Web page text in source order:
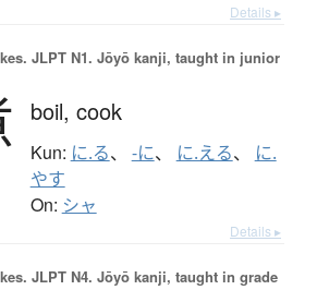
Details ▸
JLPT N1. Jōyō kanji, taught in junior
boil, cook
Kun: に.る、 -に、 に.える、
に.
やす
On: シャ
Details ▸
JLPT N4. Jōyō kanji, taught in grade